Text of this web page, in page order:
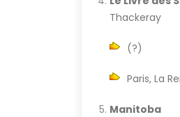
Thackeray
(?)
Paris, La
Manitoba